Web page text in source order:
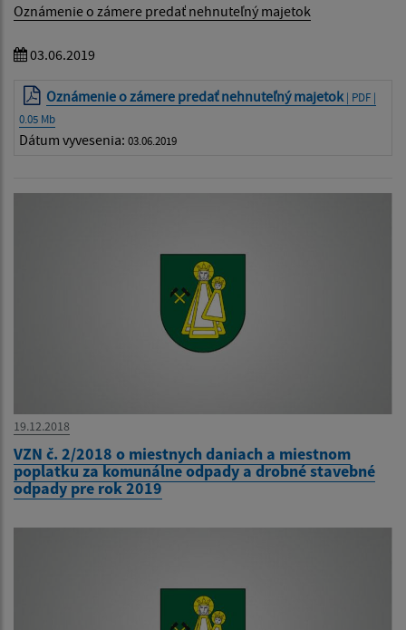
Oznámenie o zámere predať nehnuteľný majetok
03.06.2019
Oznámenie o zámere predať nehnuteľný majetok| PDF |
0.05 Mb
Dátum vyvesenia: 03.06.2019
19.12.2018
VZN č. 2/2018 o miestnych daniach a miestnom
poplatku za komunálne odpady a drobné stavebné
odpady pre rok 2019